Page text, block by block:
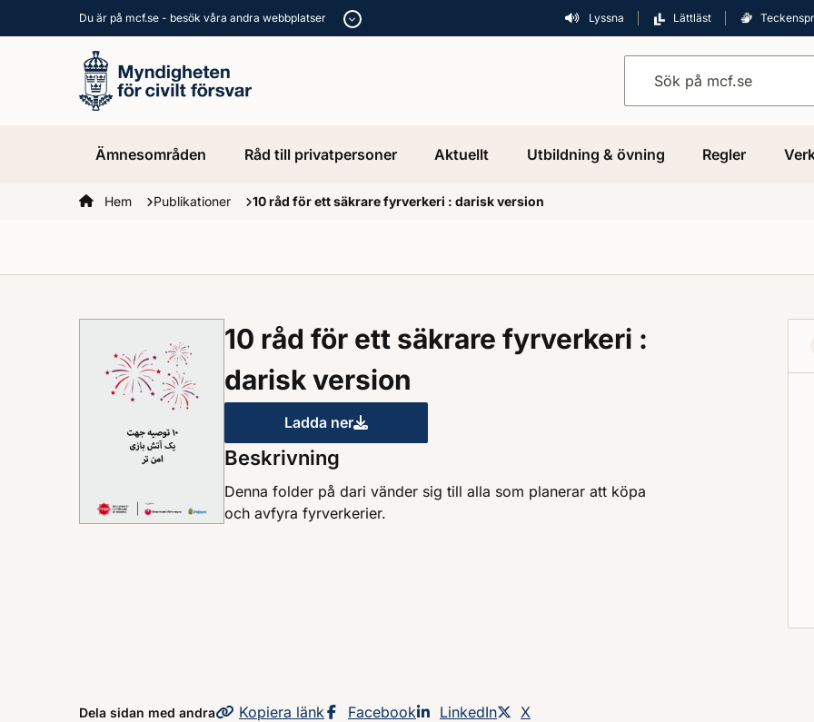
Du är på mcf.se - besök våra andra webbplatser Lyssna Lättläst
Ämnesområden Råd till privatpersoner Aktuellt Utbildning & övning Regler
Startsidan
Hem Publikationer 10 råd för ett säkrare fyrverkeri : darisk version
10 råd för ett säkrare fyrverkeri :
darisk version
Ladda ner
10 råd för ett säkrare fyrverkeri : darisk version
Beskrivning
Denna folder på dari vänder sig till alla som planerar att köpa
och avfyra fyrverkerier.
Dela sidan med andra Kopiera sidans
länk Dela sidan på
Facebook Dela sidan på
LinkedIn Dela sidan på
X